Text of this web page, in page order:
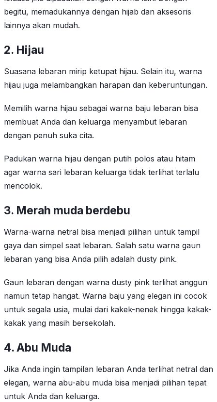
begitu, memadukannya dengan hijab dan aksesoris
lainnya akan mudah.
2. Hijau
Suasana lebaran mirip ketupat hijau. Selain itu, warna
hijau juga melambangkan harapan dan keberuntungan.
Memilih warna hijau sebagai warna baju lebaran bisa
membuat Anda dan keluarga menyambut lebaran
dengan penuh suka cita.
Padukan warna hijau dengan putih polos atau hitam
agar warna sari lebaran keluarga tidak terlihat terlalu
mencolok.
3. Merah muda berdebu
Warna-warna netral bisa menjadi pilihan untuk tampil
gaya dan simpel saat lebaran. Salah satu warna gaun
lebaran yang bisa Anda pilih adalah dusty pink.
Gaun lebaran dengan warna dusty pink terlihat anggun
namun tetap hangat. Warna baju yang elegan ini cocok
untuk segala usia, mulai dari kakek-nenek hingga kakak-
kakak yang masih bersekolah.
4. Abu Muda
Jika Anda ingin tampilan lebaran Anda terlihat netral dan
elegan, warna abu-abu muda bisa menjadi pilihan tepat
untuk Anda dan keluarga.